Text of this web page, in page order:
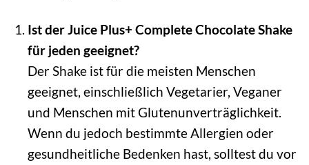
Ist der Juice Plus+ Complete Chocolate Shake
für jeden geeignet?
Der Shake ist für die meisten Menschen
geeignet, einschließlich Vegetarier, Veganer
und Menschen mit Glutenunverträglichkeit.
Wenn du jedoch bestimmte Allergien oder
gesundheitliche Bedenken hast, solltest du vor